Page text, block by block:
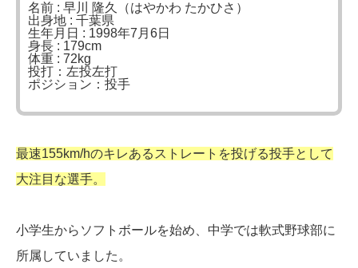
名前 : 早川 隆久（はやかわ たかひさ）
出身地 : 千葉県
生年月日 : 1998年7月6日
身長 : 179cm
体重 : 72kg
投打：左投左打
ポジション：投手
最速155km/hのキレあるストレートを投げる投手として
大注目な選手。
小学生からソフトボールを始め、中学では軟式野球部に
所属していました。